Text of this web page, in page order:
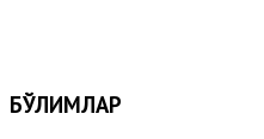
БЎЛИМЛАР